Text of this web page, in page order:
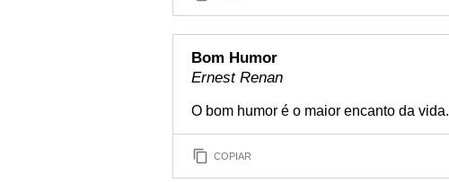
Bom Humor
Ernest Renan
O bom humor é o maior encanto da vida.
COPIAR